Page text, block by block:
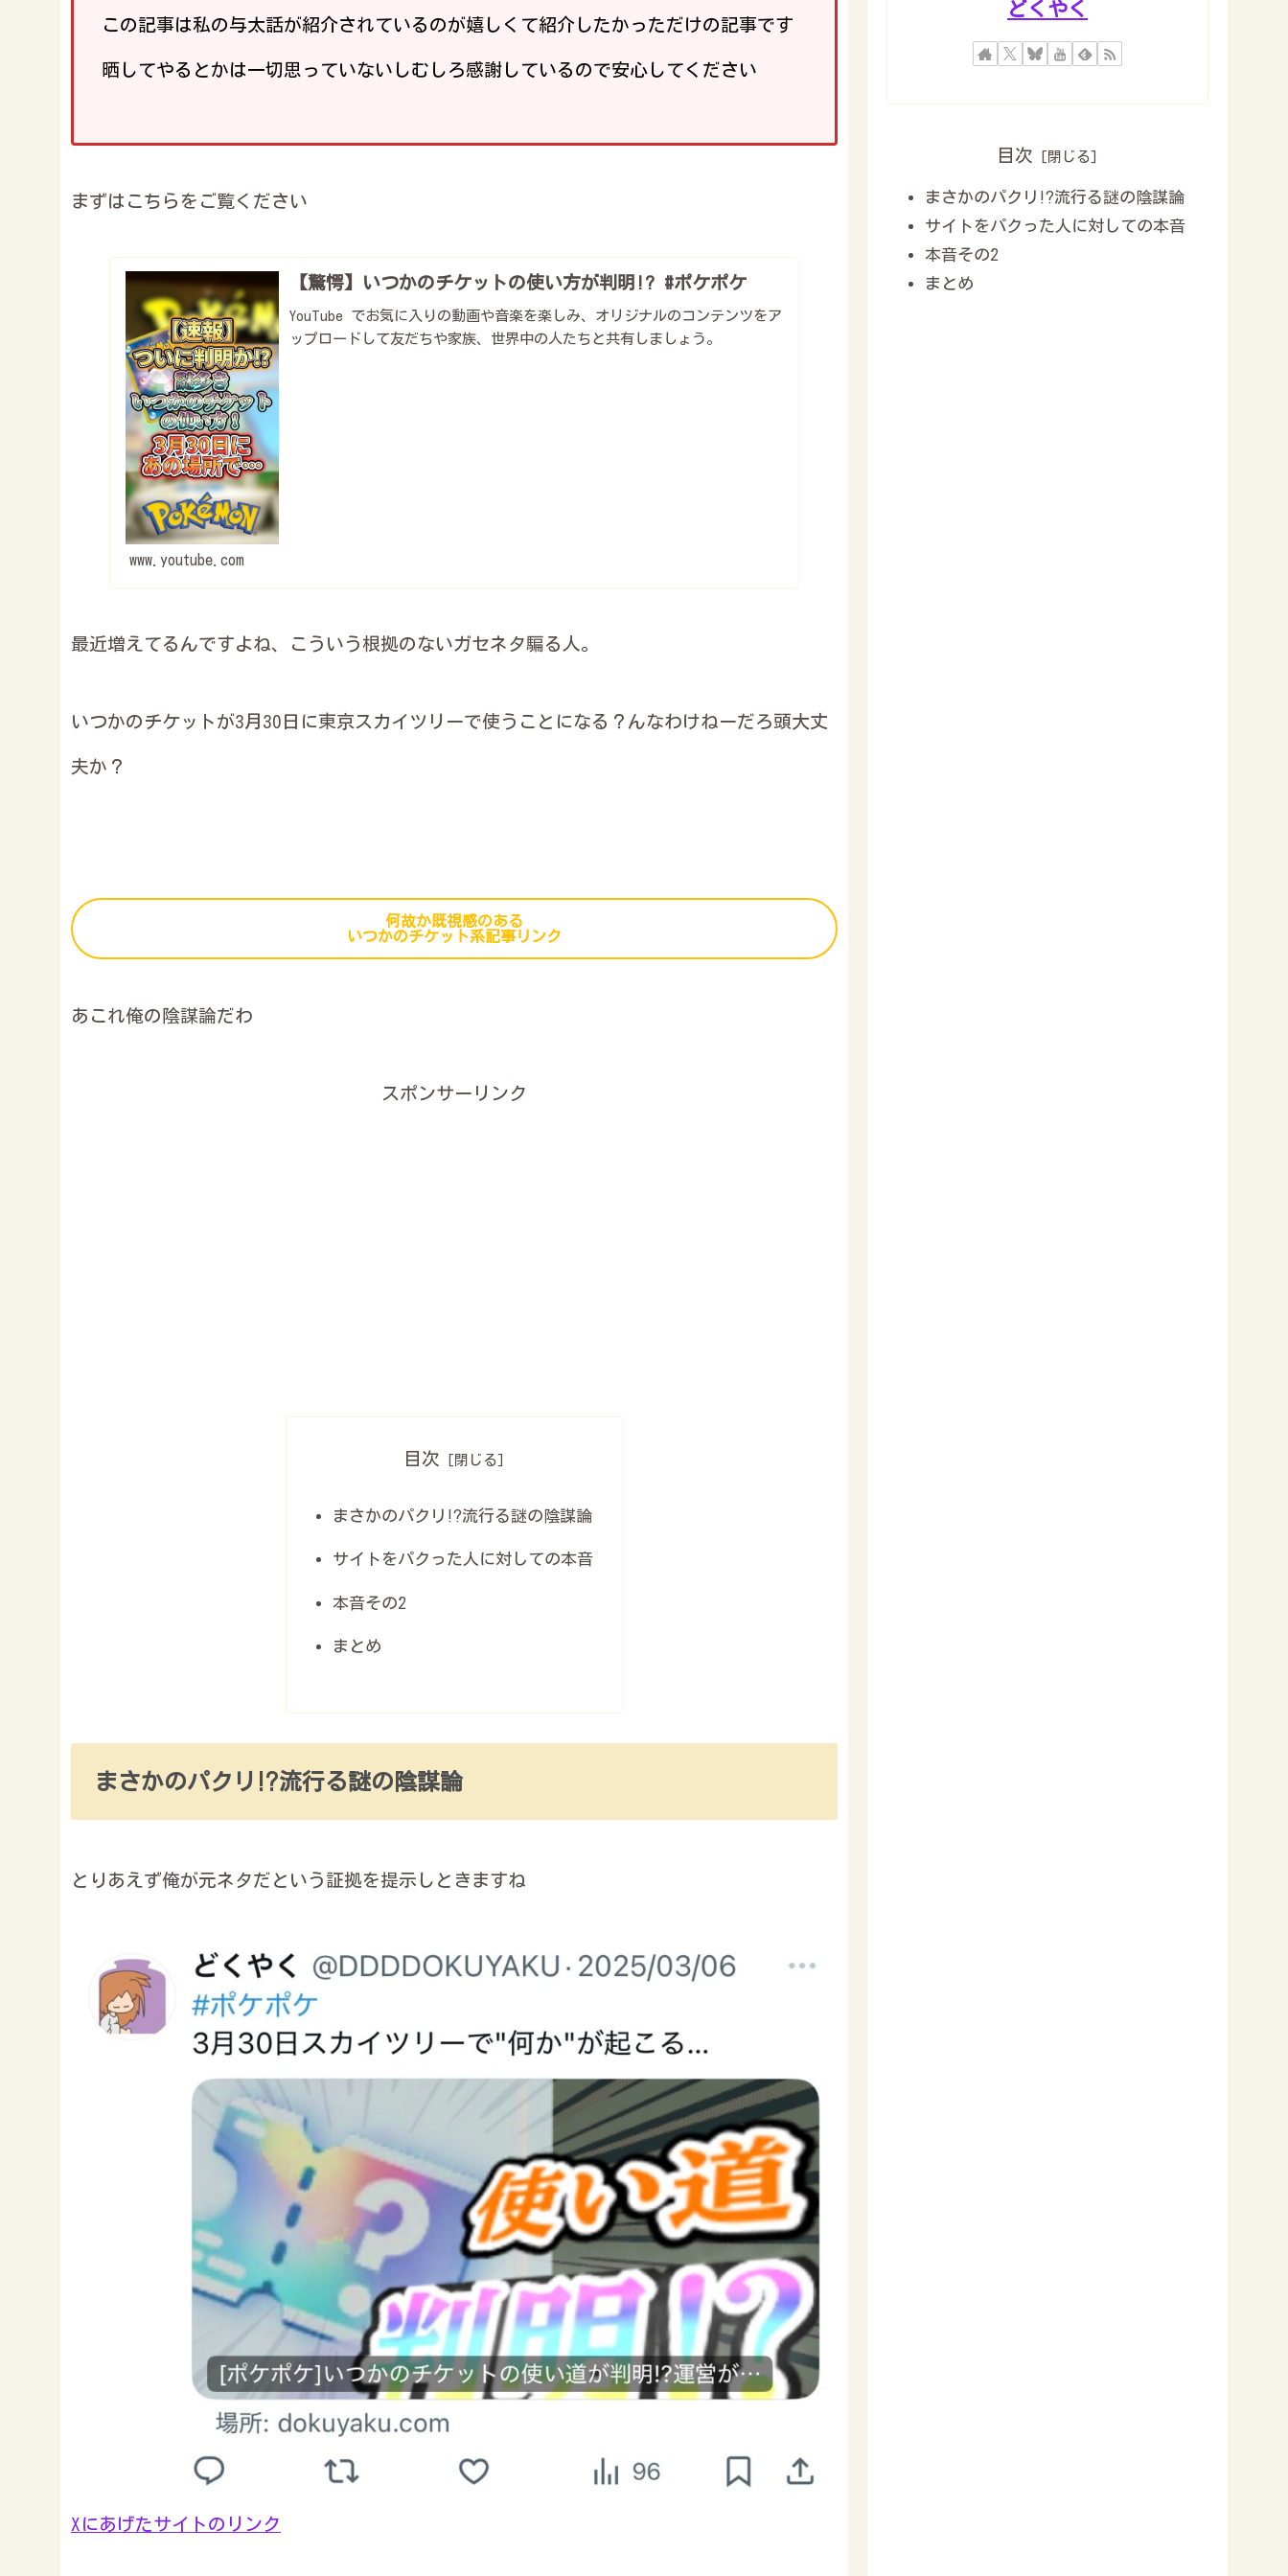
この記事は私の与太話が紹介されているのが嬉しくて紹介したかっただけの記事です
晒してやるとかは一切思っていないしむしろ感謝しているので安心してください
まずはこちらをご覧ください
【驚愕】いつかのチケットの使い方が判明!? #ポケポケ
YouTube でお気に入りの動画や音楽を楽しみ、オリジナルのコンテンツをア
ップロードして友だちや家族、世界中の人たちと共有しましょう。
www.youtube.com
最近増えてるんですよね、こういう根拠のないガセネタ騙る人。
いつかのチケットが3月30日に東京スカイツリーで使うことになる？んなわけねーだろ頭大丈
夫か？
何故か既視感のある
いつかのチケット系記事リンク
あこれ俺の陰謀論だわ
スポンサーリンク
目次
まさかのパクリ⁉︎流行る謎の陰謀論
サイトをパクった人に対しての本音
本音その2
まとめ
まさかのパクリ⁉︎流行る謎の陰謀論
とりあえず俺が元ネタだという証拠を提示しときますね
Xにあげたサイトのリンク
どくやく
目次
まさかのパクリ⁉︎流行る謎の陰謀論
サイトをパクった人に対しての本音
本音その2
まとめ